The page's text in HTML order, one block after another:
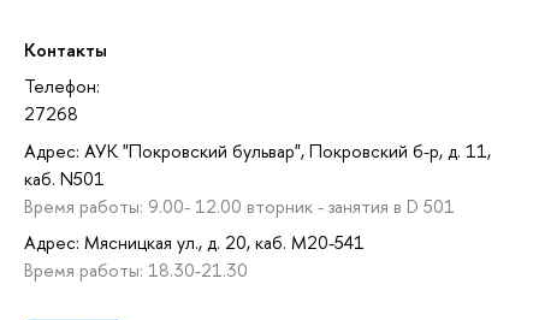
Контакты
Телефон:
27268
Адрес: АУК "Покровский бульвар", Покровский б-р, д. 11,
каб. N501
Время работы: 9.00- 12.00 вторник - занятия в D 501
Адрес: Мясницкая ул., д. 20, каб. M20-541
Время работы: 18.30-21.30